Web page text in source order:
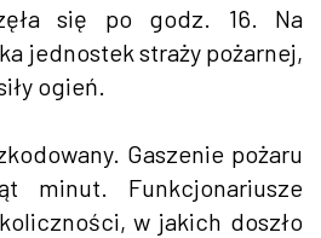
się po godz. 16. Na
jednostek straży pożarnej,
ogień.
Gaszenie pożaru
minut. Funkcjonariusze
w jakich doszło